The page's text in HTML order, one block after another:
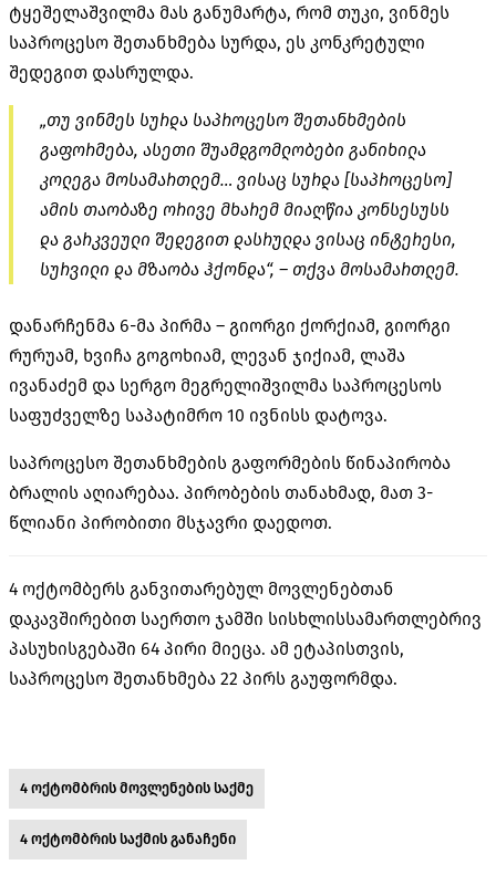
ტყეშელაშვილმა მას განუმარტა, რომ თუკი, ვინმეს
საპროცესო შეთანხმება სურდა, ეს კონკრეტული
შედეგით დასრულდა.
„თუ ვინმეს სურდა საპროცესო შეთანხმების
გაფორმება, ასეთი შუამდგომლობები განიხილა
კოლეგა მოსამართლემ… ვისაც სურდა [საპროცესო]
ამის თაობაზე ორივე მხარემ მიაღწია კონსესუსს
და გარკვეული შედეგით დასრულდა ვისაც ინტერესი,
სურვილი და მზაობა ჰქონდა“, – თქვა მოსამართლემ.
დანარჩენმა 6-მა პირმა – გიორგი ქორქიამ, გიორგი
რურუამ, ხვიჩა გოგოხიამ, ლევან ჯიქიამ, ლაშა
ივანაძემ და სერგო მეგრელიშვილმა საპროცესოს
საფუძველზე საპატიმრო 10 ივნისს დატოვა.
საპროცესო შეთანხმების გაფორმების წინაპირობა
ბრალის აღიარებაა. პირობების თანახმად, მათ 3-
წლიანი პირობითი მსჯავრი დაედოთ.
4 ოქტომბერს განვითარებულ მოვლენებთან
დაკავშირებით საერთო ჯამში სისხლისსამართლებრივ
პასუხისგებაში 64 პირი მიეცა. ამ ეტაპისთვის,
საპროცესო შეთანხმება 22 პირს გაუფორმდა.
4 ოქტომბრის მოვლენების საქმე
4 ოქტომბრის საქმის განაჩენი